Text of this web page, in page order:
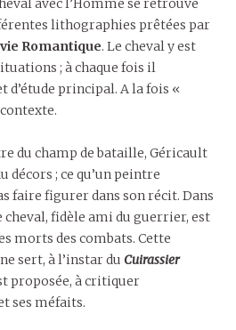
avec l’Homme se retrouve
lithographies prêtées par
Romantique. Le cheval y est
; à chaque fois il
d’étude principal. A la fois «
du champ de bataille, Géricault
décors ; ce qu’un peintre
faire figurer dans son récit. Dans
cheval, fidèle ami du guerrier, est
morts des combats. Cette
sert, à l’instar du Cuirassier
proposée, à critiquer
ses méfaits.